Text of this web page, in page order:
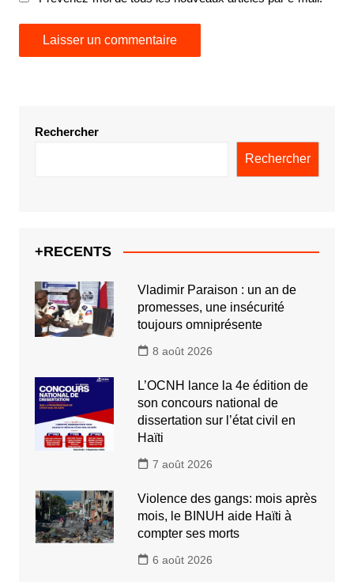
Rechercher
Rechercher
+RECENTS
Vladimir Paraison : un an de
promesses, une insécurité
toujours omniprésente
8 août 2026
L’OCNH lance la 4e édition de
son concours national de
dissertation sur l’état civil en
Haïti
7 août 2026
Violence des gangs: mois après
mois, le BINUH aide Haïti à
compter ses morts
6 août 2026